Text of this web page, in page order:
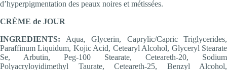
d’hyperpigmentation des peaux noires et métissées.
CRÈME de JOUR
INGREDIENTS: Aqua, Glycerin, Caprylic/Capric Triglycerides,
Paraffinum Liquidum, Kojic Acid, Cetearyl Alcohol, Glyceryl Stearate
Se, Arbutin, Peg-100 Stearate, Ceteareth-20, Sodium
Polyacryloyidimethyl Taurate, Ceteareth-25, Benzyl Alcohol,